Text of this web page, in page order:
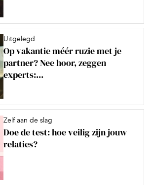
Uitgelegd
Op vakantie méér ruzie met je
partner? Nee hoor, zeggen
experts:...
Zelf aan de slag
Doe de test: hoe veilig zijn jouw
relaties?